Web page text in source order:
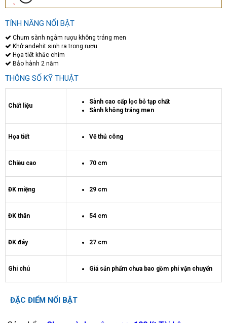
TÍNH NĂNG NỔI BẬT
Chum sành ngâm rượu không tráng men
Khử andehit sinh ra trong rượu
Họa tiết khắc chìm
Bảo hành 2 năm
THÔNG SỐ KỸ THUẬT
Chất liệu
Sành cao cấp lọc bỏ tạp chất
Sành không tráng men
Họa tiết Vẽ thủ công
Chiều cao 70 cm
ĐK miệng 29 cm
ĐK thân 54 cm
ĐK đáy 27 cm
Ghi chú Giá sản phẩm chưa bao gồm phí vận chuyển
ĐẶC ĐIỂM NỔI BẬT